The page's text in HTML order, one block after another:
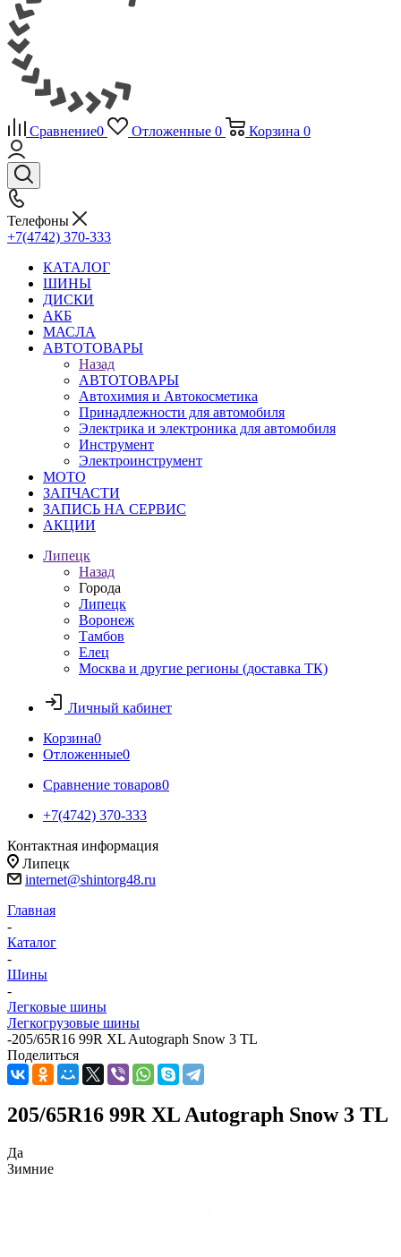
Сравнение0 Отложенные 0 Корзина 0
Телефоны
+7(4742) 370-333
КАТАЛОГ
ШИНЫ
ДИСКИ
АКБ
МАСЛА
АВТОТОВАРЫ
Назад
АВТОТОВАРЫ
Автохимия и Автокосметика
Принадлежности для автомобиля
Электрика и электроника для автомобиля
Инструмент
Электроинструмент
МОТО
ЗАПЧАСТИ
ЗАПИСЬ НА СЕРВИС
АКЦИИ
Липецк
Назад
Города
Липецк
Воронеж
Тамбов
Елец
Москва и другие регионы (доставка ТК)
Личный кабинет
Корзина0
Отложенные0
Сравнение товаров0
+7(4742) 370-333
Контактная информация
Липецк
internet@shintorg48.ru
Главная
-
Каталог
-
Шины
-
Легковые шины
Легкогрузовые шины
-205/65R16 99R XL Autograph Snow 3 TL
Поделиться
205/65R16 99R XL Autograph Snow 3 TL
Да
Зимние